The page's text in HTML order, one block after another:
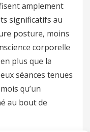
amplement
significatifs au
posture, moins
corporelle
plus que la
séances tenues
qu’un
au bout de